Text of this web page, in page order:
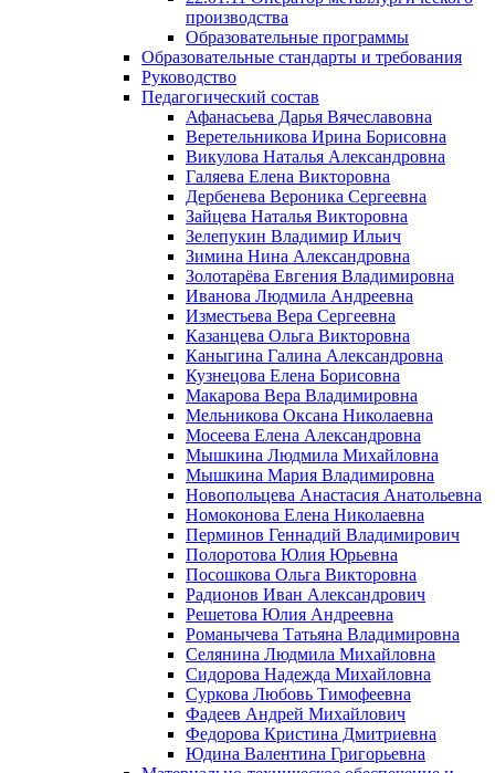
производства
Образовательные программы
Образовательные стандарты и требования
Руководство
Педагогический состав
Афанасьева Дарья Вячеславовна
Веретельникова Ирина Борисовна
Викулова Наталья Александровна
Галяева Елена Викторовна
Дербенева Вероника Сергеевна
Зайцева Наталья Викторовна
Зелепукин Владимир Ильич
Зимина Нина Александровна
Золотарёва Евгения Владимировна
Иванова Людмила Андреевна
Изместьева Вера Сергеевна
Казанцева Ольга Викторовна
Каныгина Галина Александровна
Кузнецова Елена Борисовна
Макарова Вера Владимировна
Мельникова Оксана Николаевна
Мосеева Елена Александровна
Мышкина Людмила Михайловна
Мышкина Мария Владимировна
Новопольцева Анастасия Анатольевна
Номоконова Елена Николаевна
Перминов Геннадий Владимирович
Полоротова Юлия Юрьевна
Посошкова Ольга Викторовна
Радионов Иван Александрович
Решетова Юлия Андреевна
Романычева Татьяна Владимировна
Селянина Людмила Михайловна
Сидорова Надежда Михайловна
Суркова Любовь Тимофеевна
Фадеев Андрей Михайлович
Федорова Кристина Дмитриевна
Юдина Валентина Григорьевна